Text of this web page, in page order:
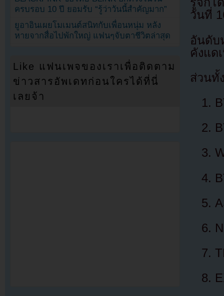
รู้จักโ
วันที่
อันดับ
คังแด
ส่วนทั้
ครบรอบ 10 ปี ยอมรับ “รู้ว่าวันนี้สำคัญมาก”
ยูอาอินเผยโมเมนต์สนิทกับเพื่อนหนุ่ม หลัง
หายจากสื่อไปพักใหญ่ แฟนๆจับตาชีวิตล่าสุด
Like แฟนเพจของเราเพื่อติดตาม
ข่าวสารอัพเดทก่อนใครได้ที่นี่
เลยจ้า